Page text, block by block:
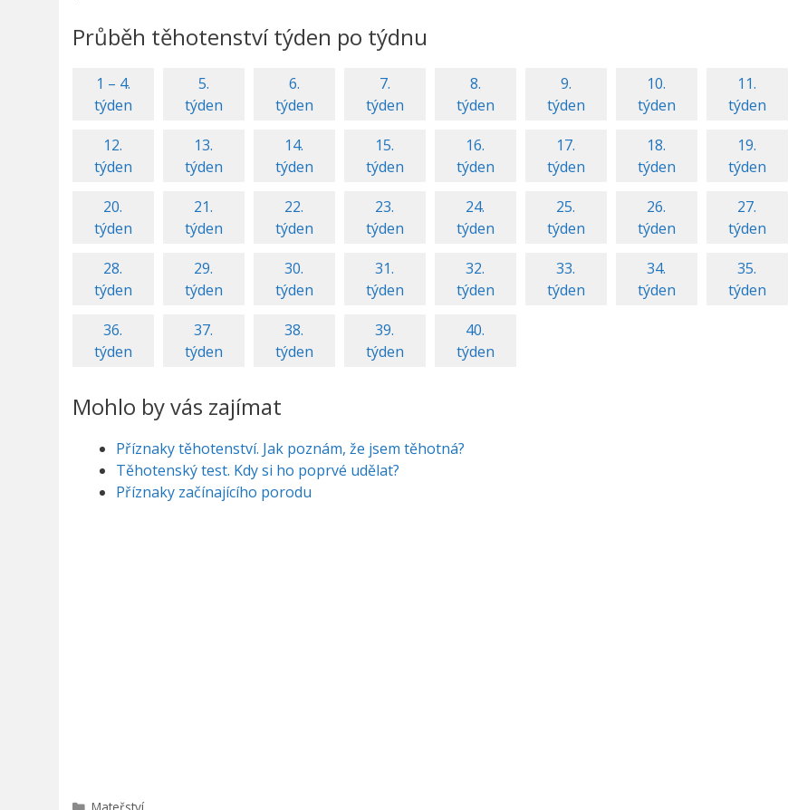
Průběh těhotenství týden po týdnu
1 – 4.
týden
5.
týden
6.
týden
7.
týden
8.
týden
9.
týden
10.
týden
11.
týden
12.
týden
13.
týden
14.
týden
15.
týden
16.
týden
17.
týden
18.
týden
19.
týden
20.
týden
21.
týden
22.
týden
23.
týden
24.
týden
25.
týden
26.
týden
27.
týden
28.
týden
29.
týden
30.
týden
31.
týden
32.
týden
33.
týden
34.
týden
35.
týden
36.
týden
37.
týden
38.
týden
39.
týden
40.
týden
Mohlo by vás zajímat
Příznaky těhotenství. Jak poznám, že jsem těhotná?
Těhotenský test. Kdy si ho poprvé udělat?
Příznaky začínajícího porodu
Rubriky